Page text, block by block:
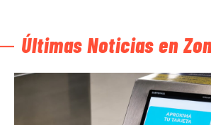
Últimas Noticias en